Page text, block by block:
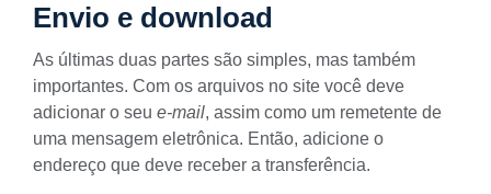
Envio e download
As últimas duas partes são simples, mas também
importantes. Com os arquivos no site você deve
adicionar o seu e-mail, assim como um remetente de
uma mensagem eletrônica. Então, adicione o
endereço que deve receber a transferência.